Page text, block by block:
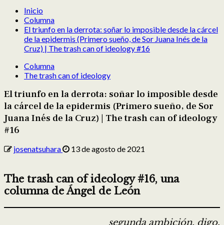
Inicio
Columna
El triunfo en la derrota: soñar lo imposible desde la cárcel
de la epidermis (Primero sueño, de Sor Juana Inés de la
Cruz) | The trash can of ideology #16
Columna
The trash can of ideology
El triunfo en la derrota: soñar lo imposible desde
la cárcel de la epidermis (Primero sueño, de Sor
Juana Inés de la Cruz) | The trash can of ideology
#16
josenatsuhara 13 de agosto de 2021
The trash can of ideology #16, una
columna de Ángel de León
segunda ambición, digo,